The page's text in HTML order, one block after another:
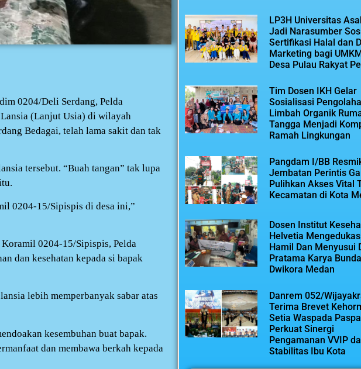
0204/Deli Serdang, Pelda
(Lanjut Usia) di wilayah
Bedagai, telah lama sakit dan tak
tersebut. “Buah tangan” tak lupa
0204-15/Sipispis di desa ini,”
Koramil 0204-15/Sipispis, Pelda
dan kesehatan kepada si bapak
lebih memperbanyak sabar atas
kesembuhan buat bapak.
dan membawa berkah kepada
LP3H Universitas
Jadi Narasumber
Sertifikasi Halal dan
Marketing bagi
Desa Pulau Rakyat
Tim Dosen IKH Gelar
Sosialisasi
Limbah Organik
Tangga Menjadi
Ramah Lingkungan
Pangdam I/BB
Jembatan Perintis
Pulihkan Akses Vital
Kecamatan di Kota
Dosen Institut
Helvetia
Hamil Dan Menyusui
Pratama Karya
Dwikora Medan
Danrem 052/
Terima Brevet
Setia Waspada
Perkuat Sinergi
Pengamanan VVIP
Stabilitas Ibu Kota